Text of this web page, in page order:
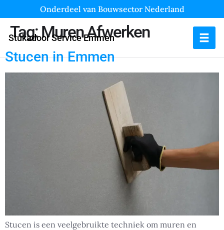
Onderdeel van Bouwsector Nederland
Stukadoor Service Emmen
Tag:Muren Afwerken
Stucen in Emmen
Stucen is een veelgebruikte techniek om muren en